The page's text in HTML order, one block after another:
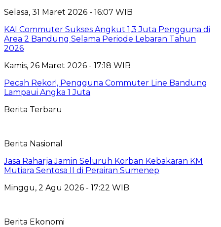
Selasa, 31 Maret 2026 - 16:07 WIB
KAI Commuter Sukses Angkut 1,3 Juta Pengguna di
Area 2 Bandung Selama Periode Lebaran Tahun
2026
Kamis, 26 Maret 2026 - 17:18 WIB
Pecah Rekor!, Pengguna Commuter Line Bandung
Lampaui Angka 1 Juta
Berita Terbaru
Berita Nasional
Jasa Raharja Jamin Seluruh Korban Kebakaran KM
Mutiara Sentosa II di Perairan Sumenep
Minggu, 2 Agu 2026 - 17:22 WIB
Berita Ekonomi